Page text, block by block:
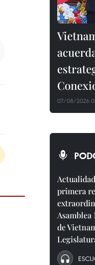
07/08/2026
primera
Asamblea
de